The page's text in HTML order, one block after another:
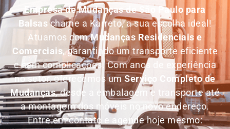
Empresa deMudanças de São Paulo para
Balsaschame a Karreto, a sua escolha ideal!
Atuamos comMudanças Residenciais e
Comerciais, garantindo um transporte eficiente
e sem complicações. Com anos de experiência
no setor, oferecemos umServiço Completo de
Mudanças, desde a embalagem e transporte até
a montagem dos móveis no novo endereço.
Entre em contato e agende hoje mesmo: